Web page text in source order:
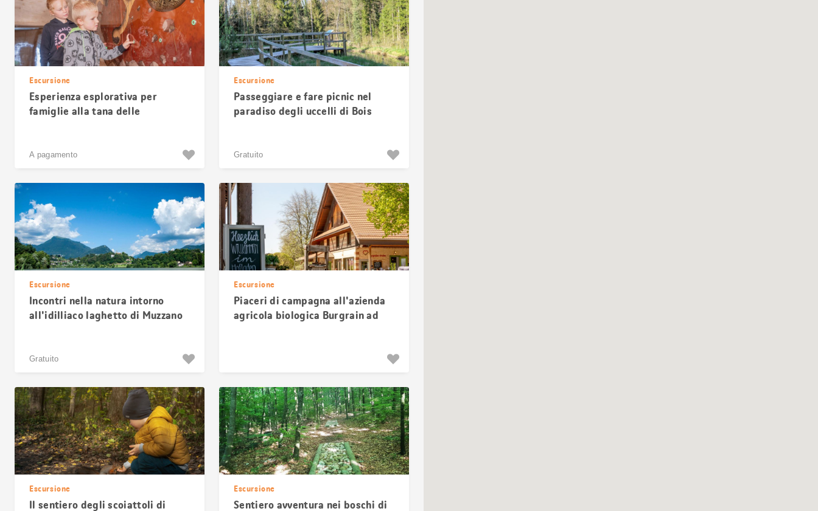
Escursione
Esperienza esplorativa per
famiglie alla tana delle
A pagamento
Escursione
Passeggiare e fare picnic nel
paradiso degli uccelli di Bois
Gratuito
Escursione
Incontri nella natura intorno
all'idilliaco laghetto di Muzzano
Gratuito
Escursione
Piaceri di campagna all'azienda
agricola biologica Burgrain ad
Escursione
Il sentiero degli scoiattoli di
Escursione
Sentiero avventura nei boschi di